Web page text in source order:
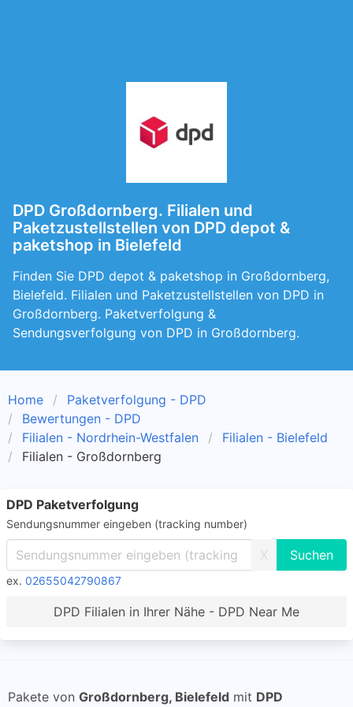
DPD Großdornberg. Filialen und
Paketzustellstellen von DPD depot &
paketshop in Bielefeld
Finden Sie DPD depot & paketshop in Großdornberg,
Bielefeld. Filialen und Paketzustellstellen von DPD in
Großdornberg. Paketverfolgung &
Sendungsverfolgung von DPD in Großdornberg.
Home
Paketverfolgung - DPD
Bewertungen - DPD
Filialen - Nordrhein-Westfalen
Filialen - Bielefeld
Filialen - Großdornberg
DPD Paketverfolgung
Sendungsnummer eingeben (tracking number)
X
ex. 02655042790867
DPD Filialen in Ihrer Nähe - DPD Near Me
Pakete von Großdornberg, Bielefeld mit DPD